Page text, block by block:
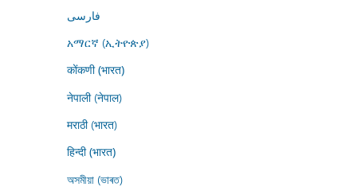
فارسى
አማርኛ (ኢትዮጵያ)
कोंकणी (भारत)
नेपाली (नेपाल)
मराठी (भारत)
हिन्दी (भारत)
অসমীয়া (ভাৰত)